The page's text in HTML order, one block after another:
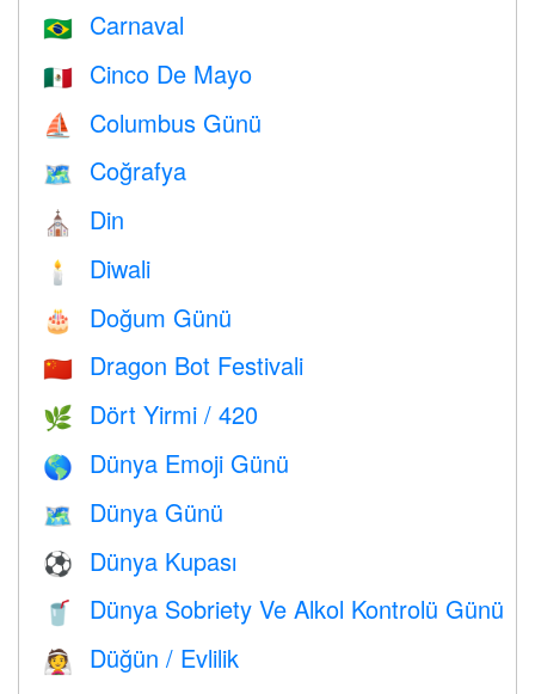
🇧🇷 Carnaval
🇲🇽 Cinco De Mayo
⛵️ Columbus Günü
🗺 Coğrafya
⛪️ Din
🕯 Diwali
🎂 Doğum Günü
🇨🇳 Dragon Bot Festivali
🌿 Dört Yirmi / 420
🌎 Dünya Emoji Günü
🗺️ Dünya Günü
⚽ Dünya Kupası
🥤 Dünya Sobriety Ve Alkol Kontrolü Günü
👰
Düğün / Evlilik